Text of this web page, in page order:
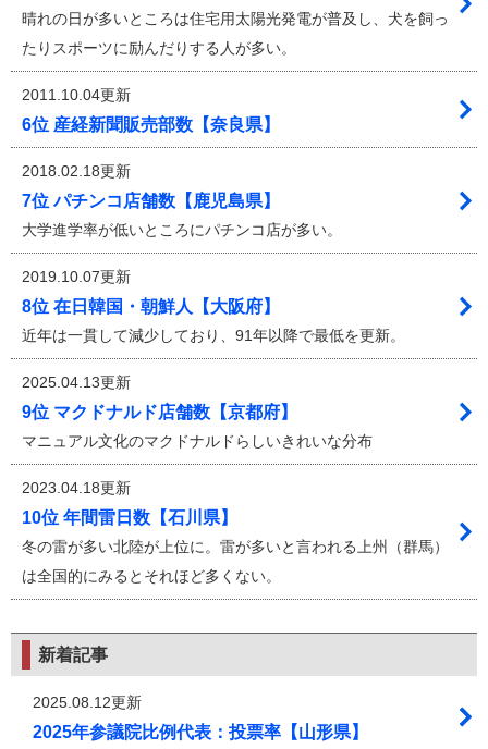
晴れの日が多いところは住宅用太陽光発電が普及し、犬を飼っ
たりスポーツに励んだりする人が多い。
2011.10.04更新
6位 産経新聞販売部数【奈良県】
2018.02.18更新
7位 パチンコ店舗数【鹿児島県】
大学進学率が低いところにパチンコ店が多い。
2019.10.07更新
8位 在日韓国・朝鮮人【大阪府】
近年は一貫して減少しており、91年以降で最低を更新。
2025.04.13更新
9位 マクドナルド店舗数【京都府】
マニュアル文化のマクドナルドらしいきれいな分布
2023.04.18更新
10位 年間雷日数【石川県】
冬の雷が多い北陸が上位に。雷が多いと言われる上州（群馬）
は全国的にみるとそれほど多くない。
新着記事
2025.08.12更新
2025年参議院比例代表：投票率【山形県】